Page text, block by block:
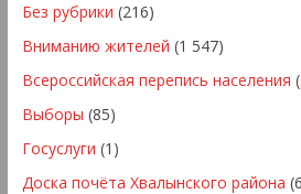
Без рубрики (216)
Вниманию жителей (1 547)
Всероссийская перепись населения
Выборы (85)
Госуслуги (1)
Доска почёта Хвалынского района